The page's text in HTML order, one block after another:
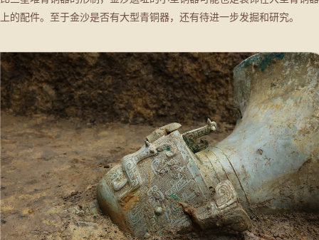
上的配件。至于金沙是否有大型青铜器，还有待进一步发掘和研究。